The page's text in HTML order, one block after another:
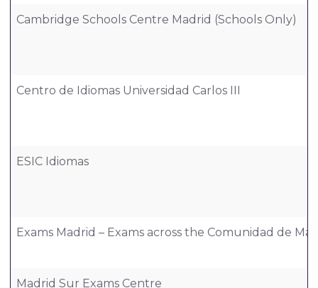
Cambridge Schools Centre Madrid (Schools Only)
Centro de Idiomas Universidad Carlos III
ESIC Idiomas
Exams Madrid – Exams across the Comunidad de
Madrid Sur Exams Centre